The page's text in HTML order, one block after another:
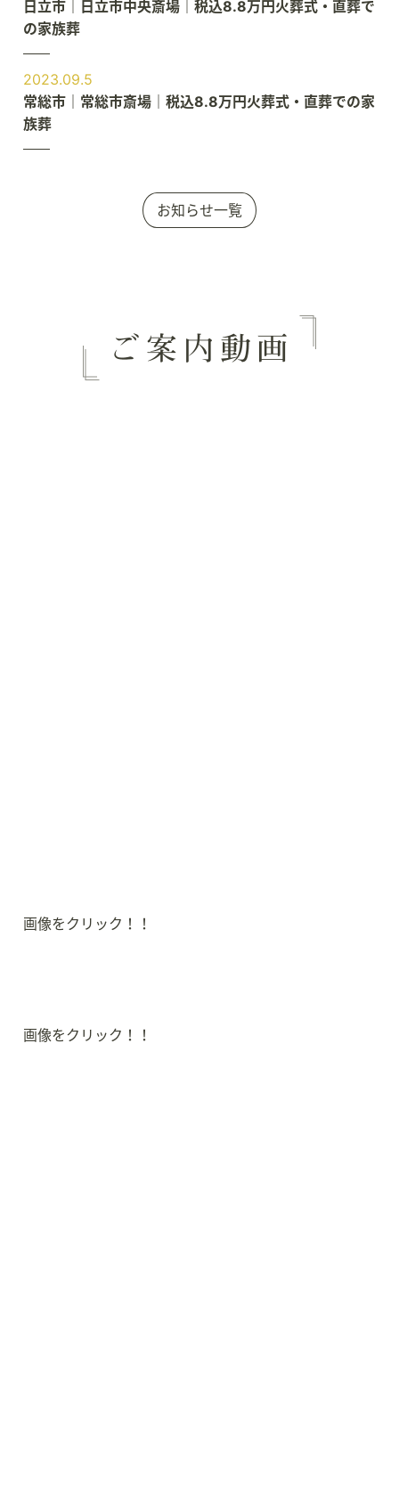
日立市｜日立市中央斎場｜税込8.8万円火葬式・直葬で
の家族葬
2023.09.5
常総市｜常総市斎場｜税込8.8万円火葬式・直葬での家
族葬
お知らせ一覧
画像をクリック！！
画像をクリック！！